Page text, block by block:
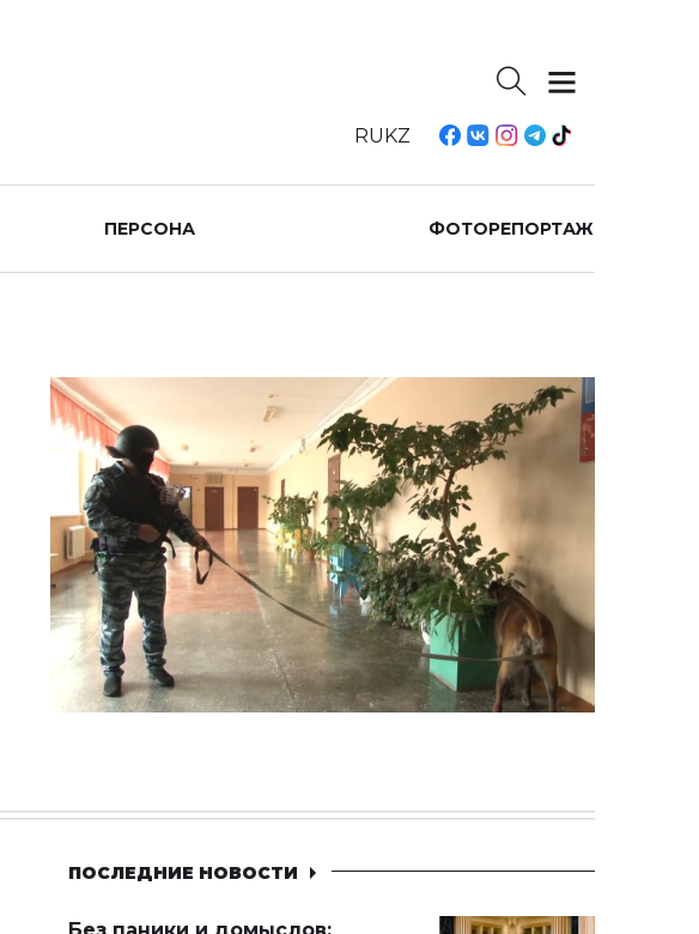
RUKZ
ПЕРСОНА ФОТОРЕПОРТАЖ
ПОСЛЕДНИЕ НОВОСТИ